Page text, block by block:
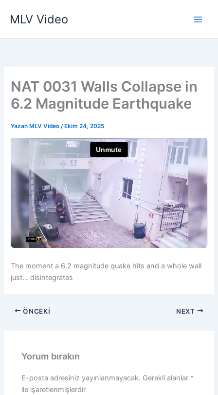
atlaMLV Video
NAT 0031 Walls Collapse in
6.2 Magnitude Earthquake
Yazan MLV Video/ Ekim 24, 2025
The moment a 6.2 magnitude quake hits and a whole wall
just… disintegrates
ÖNCEKI NEXT
Yorum bırakın
E-posta adresiniz yayınlanmayacak. Gerekli alanlar *
ile işaretlenmişlerdir